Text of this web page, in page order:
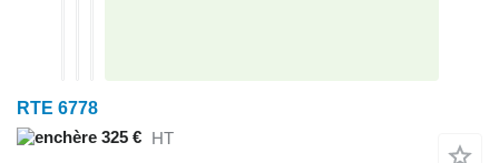
RTE 6778
325 € HT